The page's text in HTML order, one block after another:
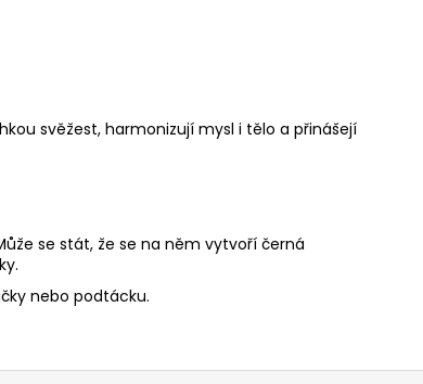
svěžest, harmonizují mysl i tělo a přinášejí
se stát, že se na něm vytvoří černá
nebo podtácku.